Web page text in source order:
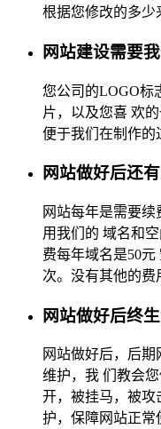
根据您修改的多少
网站建设需要
您公司的LOGO标
片，以及您喜 欢
便于我们在制作的
网站做好后还
网站每年是需要
用我们的 域名和
费每年域名是50元
次。没有其他的费
网站做好后终
网站做好后，后
维护，我 们教会
开，被挂马，被攻
护，保障网站正常